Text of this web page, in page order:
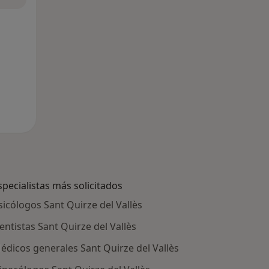
más solicitados
Sant Quirze del Vallès
Sant Quirze del Vallès
generales Sant Quirze del Vallès